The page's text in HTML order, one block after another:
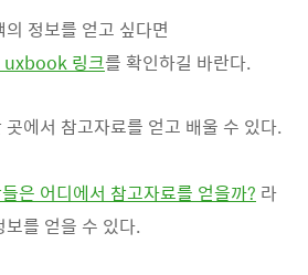
정보를 얻고 싶다면
링크를 확인하길 바란다.
에서 참고자료를 얻고 배울 수 있다.
은 어디에서 참고자료를 얻을까? 라
를 얻을 수 있다.